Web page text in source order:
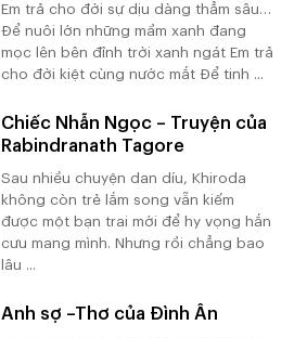
Em trả cho đời sự dịu dàng thẳm sâu…
Để nuôi lớn những mầm xanh đang
mọc lên bên đỉnh trời xanh ngát Em trả
cho đời kiệt cùng nước mắt Để tinh ...
Chiếc Nhẫn Ngọc – Truyện của
Rabindranath Tagore
Sau nhiều chuyện dan díu, Khiroda
không còn trẻ lắm song vẫn kiếm
được một bạn trai mới để hy vọng hắn
cưu mang mình. Nhưng rồi chẳng bao
lâu ...
Anh sợ –Thơ của Đình Ân